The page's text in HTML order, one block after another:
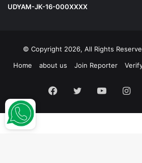
UDYAM-JK-16-000XXXX
© Copyright 2026, All Rights
Home
about us Join Reporter
Facebook
TwitterYouTube